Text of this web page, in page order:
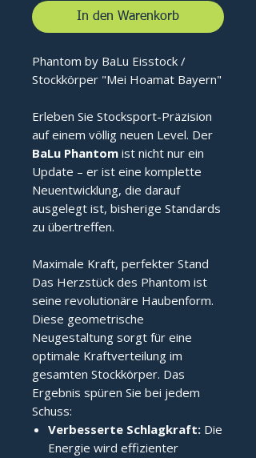
In den Warenkorb
Phantom by BaLu Eisstock /
Stockkörper "Mei Hoamat Bayern"
Erleben Sie Stocksport-Präzision
auf einem völlig neuen Level. Der
BaLu Phantom ist nicht nur ein
Update – er ist eine komplette
Neuentwicklung, die darauf
ausgelegt ist, bisherige Standards
zu übertreffen.
Maximale Kraft, perfekter Stand
Das Herzstück des Phantom ist
seine revolutionäre Haubenform.
Diese geometrische
Neugestaltung sorgt für eine
optimale Kraftverteilung im
gesamten Stockkörper. Das
Ergebnis spüren Sie bei jedem
Schuss:
Verbesserte Schlagkraft: Die
Energie wird effizienter